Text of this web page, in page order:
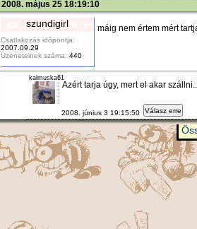
2008. május 25 18:19:10
szundigirl
Csatlakozás időpontja:
2007.09.29
Üzeneteinek száma: 440
máig nem értem mért
kalmuska61
Azért tarja úgy, mert el akar
2008. június 3 19:15:50 Válasz erre